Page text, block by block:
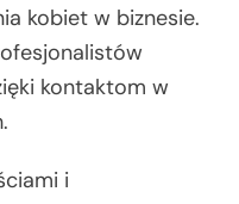
kobiet w biznesie.
kontaktom w
i